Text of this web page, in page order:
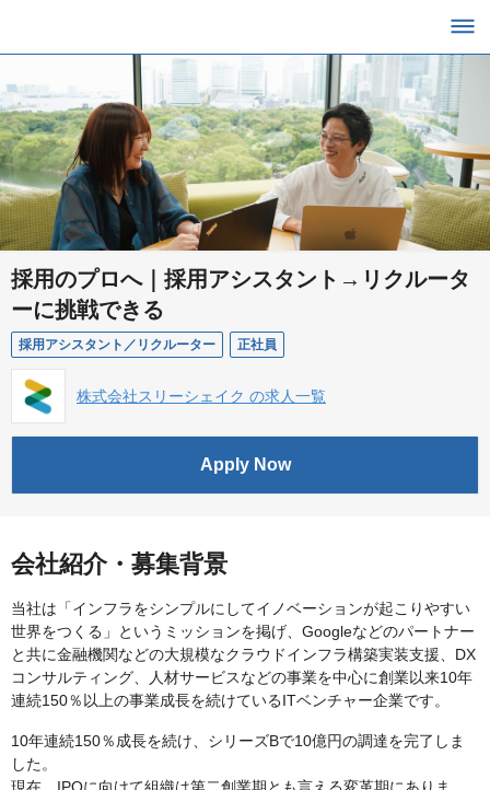
採用のプロへ｜採用アシスタント→リクルータ
ーに挑戦できる
採用アシスタント／リクルーター 正社員
株式会社スリーシェイク の求人一覧
Apply Now
会社紹介・募集背景
当社は「インフラをシンプルにしてイノベーションが起こりやすい
世界をつくる」というミッションを掲げ、Googleなどのパートナー
と共に金融機関などの大規模なクラウドインフラ構築実装支援、DX
コンサルティング、人材サービスなどの事業を中心に創業以来10年
連続150％以上の事業成長を続けているITベンチャー企業です。
10年連続150％成長を続け、シリーズBで10億円の調達を完了しま
した。